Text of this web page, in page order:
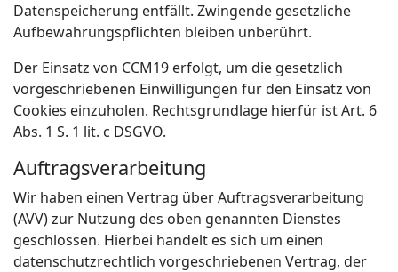
Datenspeicherung entfällt. Zwingende gesetzliche
Aufbewahrungspflichten bleiben unberührt.
Der Einsatz von CCM19 erfolgt, um die gesetzlich
vorgeschriebenen Einwilligungen für den Einsatz von
Cookies einzuholen. Rechtsgrundlage hierfür ist Art. 6
Abs. 1 S. 1 lit. c DSGVO.
Auftragsverarbeitung
Wir haben einen Vertrag über Auftragsverarbeitung
(AVV) zur Nutzung des oben genannten Dienstes
geschlossen. Hierbei handelt es sich um einen
datenschutzrechtlich vorgeschriebenen Vertrag, der